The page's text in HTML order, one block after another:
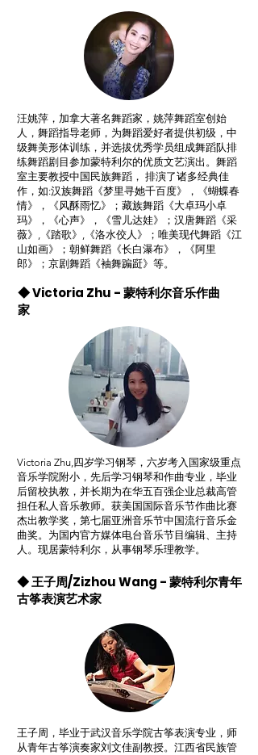
汪姚萍，加拿大著名舞蹈家，姚萍舞蹈室创始
人，舞蹈指导老师，为舞蹈爱好者提供初级，中
级舞美形体训练，并选拔优秀学员组成舞蹈队排
练舞蹈剧目参加蒙特利尔的优质文艺演出。舞蹈
室主要教授中国民族舞蹈， 排演了诸多经典佳
作，如:汉族舞蹈《梦里寻她千百度》，《蝴蝶春
情》，《风酥雨忆》；藏族舞蹈《大卓玛小卓
玛》，《心声》，《雪儿达娃》；汉唐舞蹈《采
薇》,《踏歌》,《洛水佼人》；唯美现代舞蹈《江
山如画》；朝鲜舞蹈《长白瀑布》，《阿里
郎》；京剧舞蹈《袖舞蹁跹》等。
◆ Victoria Zhu - 蒙特利尔音乐作曲
家
Victoria Zhu,四岁学习钢琴，六岁考入国家级重点
音乐学院附小，先后学习钢琴和作曲专业，毕业
后留校执教，并长期为在华五百强企业总裁高管
担任私人音乐教师。获美国国际音乐节作曲比赛
杰出教学奖，第七届亚洲音乐节中国流行音乐金
曲奖。为国内官方媒体电台音乐节目编辑、主持
人。现居蒙特利尔，从事钢琴乐理教学。
◆ 王子周/Zizhou Wang - 蒙特利尔青年
古筝表演艺术家
王子周，毕业于武汉音乐学院古筝表演专业，师
从青年古筝演奏家刘文佳副教授。江西省民族管